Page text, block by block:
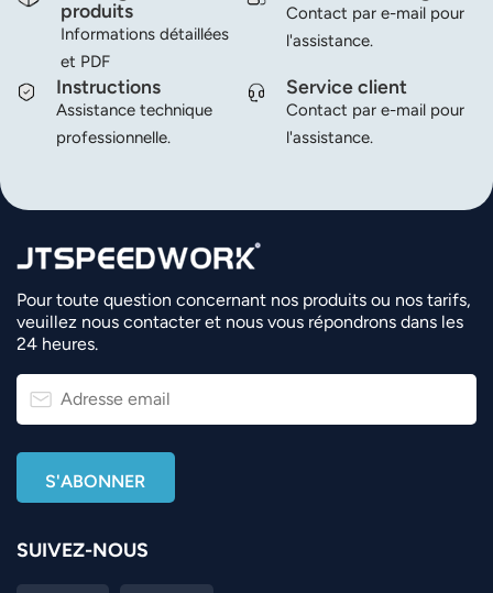
produits
Informations détaillées
et PDF
Contact par e-mail pour
l'assistance.
Instructions
Assistance technique
professionnelle.
Service client
Contact par e-mail pour
l'assistance.
Pour toute question concernant nos produits ou nos tarifs,
veuillez nous contacter et nous vous répondrons dans les
24 heures.
SUIVEZ-NOUS